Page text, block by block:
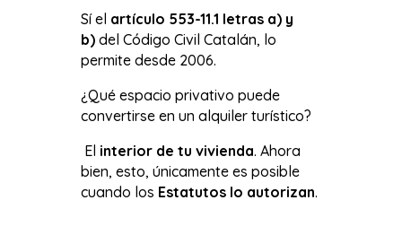
Sí el artículo 553-11.1 letras a) y
b)del Código Civil Catalán, lo
permite desde 2006.
¿Qué espacio privativo puede
convertirse en un alquiler turístico?
El interior de tu vivienda. Ahora
bien, esto, únicamente es posible
cuando los Estatutos lo autorizan.